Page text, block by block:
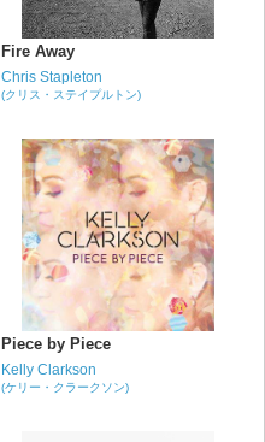
Fire Away
Chris Stapleton
(クリス・ステイプルトン)
Piece by Piece
Kelly Clarkson
(ケリー・クラークソン)